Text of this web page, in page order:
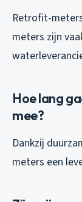
Retrofit-
meters zijn
Hoe lang
mee?
Dankzij
meters een